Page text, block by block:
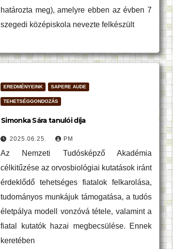
határozta meg), amelyre ebben az évben 7
szegedi középiskola nevezte felkészült
EREDMÉNYEINK SAPERE AUDE
TEHETSÉGGONDOZÁS
Simonka Sára tanulói díja
2025.06.25. PM
Az Nemzeti Tudósképző Akadémia
célkitűzése az orvosbiológiai kutatások iránt
érdeklődő tehetséges fiatalok felkarolása,
tudományos munkájuk támogatása, a tudós
életpálya modell vonzóvá tétele, valamint a
fiatal kutatók hazai megbecsülése. Ennek
keretében